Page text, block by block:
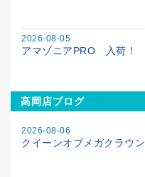
2026-08-05
アマゾニアPRO 入荷！
高岡店ブログ
2026-08-06
クイーンオブメガクラウン